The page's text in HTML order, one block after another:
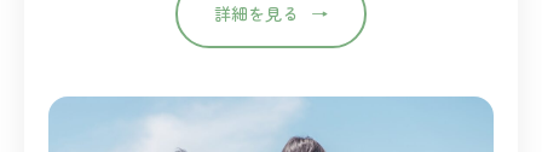
詳細を見る